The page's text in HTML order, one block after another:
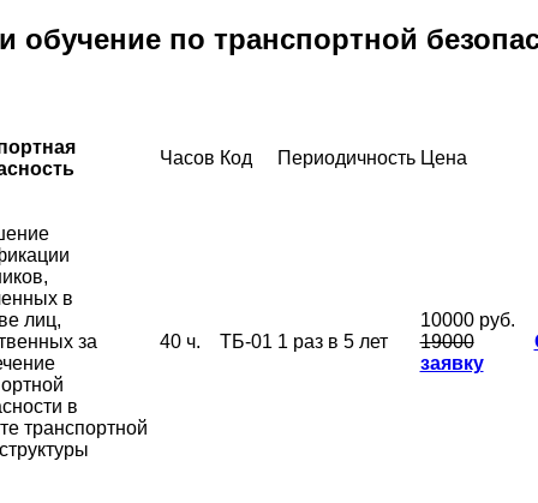
обучение по транспортной
Часов Код Периодичность Цена
в
лиц,
за
в
транспортной
40 ч. ТБ-01 1 раз в 5 лет
10000 руб.
19000
заявку